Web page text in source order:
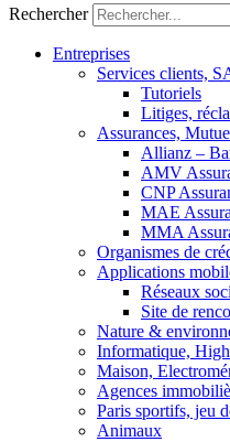
Rechercher
Entreprises
Services clients,
Tutoriels
Litiges,
Assurances,
Allianz –
AMV
CNP
MAE
MMA
Organismes de
Applications
Réseaux
Site de
Nature &
Informatique,
Maison,
Agences
Paris sportifs, jeu
Animaux